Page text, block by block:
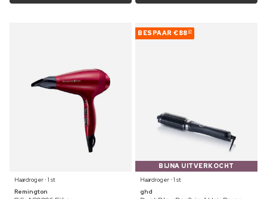
Haardroger ⋅ 1 st
Remington
BESPAAR €88 21
BIJNA UITVERKOCHT
Haardroger ⋅ 1 st
ghd